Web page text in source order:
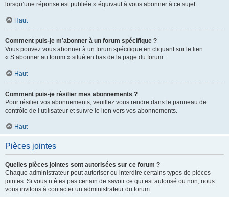
lorsqu’une réponse est publiée » équivaut à vous abonner à ce sujet.
Haut
Comment puis-je m’abonner à un forum spécifique ?
Vous pouvez vous abonner à un forum spécifique en cliquant sur le lien
« S’abonner au forum » situé en bas de la page du forum.
Haut
Comment puis-je résilier mes abonnements ?
Pour résilier vos abonnements, veuillez vous rendre dans le panneau de
contrôle de l’utilisateur et suivre le lien vers vos abonnements.
Haut
Pièces jointes
Quelles pièces jointes sont autorisées sur ce forum ?
Chaque administrateur peut autoriser ou interdire certains types de pièces
jointes. Si vous n’êtes pas certain de savoir ce qui est autorisé ou non, nous
vous invitons à contacter un administrateur du forum.